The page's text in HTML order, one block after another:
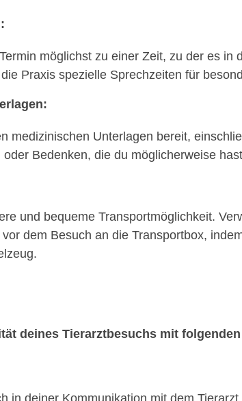
möglichst zu einer Zeit, zu der es
Praxis spezielle Sprechzeiten für
medizinischen Unterlagen bereit,
Bedenken, die du möglicherweise
und bequeme Transportmöglichkeit.
dem Besuch an die Transportbox,
deines Tierarztbesuchs mit